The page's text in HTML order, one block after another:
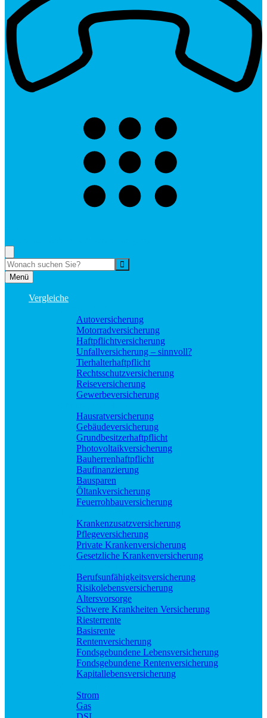
Menü
Vergleiche
Autoversicherung
Motorradversicherung
Haftpflichtversicherung
Unfallversicherung – sinnvoll?
Tierhalterhaftpflicht
Rechtsschutzversicherung
Reiseversicherung
Gewerbeversicherung
Hausratversicherung
Gebäudeversicherung
Grundbesitzerhaftpflicht
Photovoltaikversicherung
Bauherrenhaftpflicht
Baufinanzierung
Bausparen
Öltankversicherung
Feuerrohbauversicherung
Krankenzusatzversicherung
Pflegeversicherung
Private Krankenversicherung
Gesetzliche Krankenversicherung
Berufs­unfähigkeitsversicherung
Risikolebensversicherung
Altersvorsorge
Schwere Krankheiten Versicherung
Riesterrente
Basisrente
Rentenversicherung
Fondsgebundene Lebensversicherung
Fondsgebundene Rentenversicherung
Kapitallebensversicherung
Strom
Gas